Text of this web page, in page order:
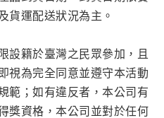
貨運配送狀況為主。
設籍於臺灣之民眾參加，且
視為完全同意並遵守本活動
範；如有違反者，本公司有
獎資格，本公司並對於任何